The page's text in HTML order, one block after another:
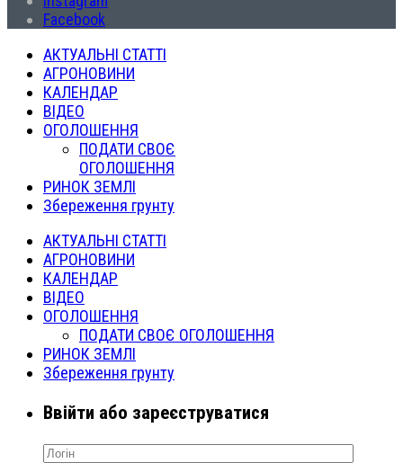
Facebook
АКТУАЛЬНІ СТАТТІ
АГРОНОВИНИ
КАЛЕНДАР
ВІДЕО
ОГОЛОШЕННЯ
ПОДАТИ СВОЄ
ОГОЛОШЕННЯ
РИНОК ЗЕМЛІ
Збереження грунту
АКТУАЛЬНІ СТАТТІ
АГРОНОВИНИ
КАЛЕНДАР
ВІДЕО
ОГОЛОШЕННЯ
ПОДАТИ СВОЄ ОГОЛОШЕННЯ
РИНОК ЗЕМЛІ
Збереження грунту
Ввійти або зареєструватися